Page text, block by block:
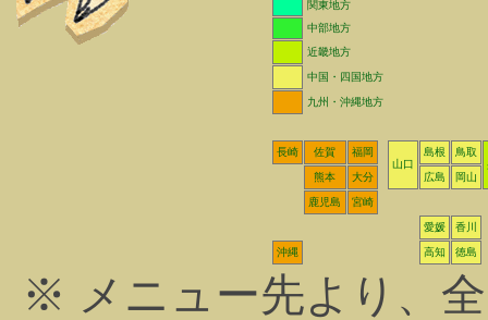
関東地方
中部地方
近畿地方
中国・四国地方
九州・沖縄地方
長崎 佐賀
福岡
山口
島根
鳥取
熊本
大分 広島 岡山
鹿児島 宮崎
愛媛 香川
沖縄 高知 徳島
※ メニュー先より、